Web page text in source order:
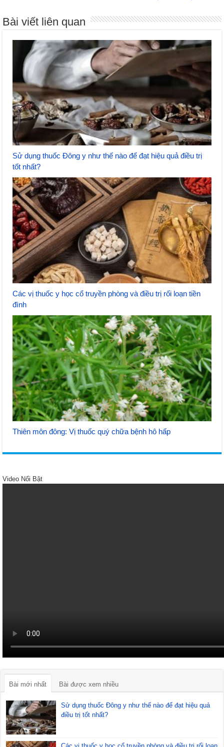
Bài viết liên quan
Sử dụng thuốc Đông y như thế nào để đạt hiệu quả điều trị
tốt nhất?
Các vị thuốc y học cổ truyền phòng và điều trị rối loạn tiền
đình
Thiên môn đông: Vị thuốc quý chữa bệnh hô hấp
Video Nổi Bật
Bài mới nhất Bài được xem nhiều
Sử dụng thuốc Đông y như thế nào để đạt hiệu quả
điều trị tốt nhất?